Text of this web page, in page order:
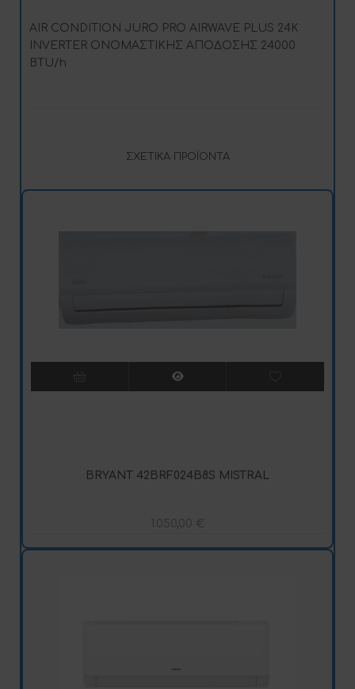
AIR CONDITION JURO PRO AIRWAVE PLUS 24K
INVERTER ΟΝΟΜΑΣΤΙΚΗΣ ΑΠΟΔΟΣΗΣ 24000
BTU/h
ΣΧΕΤΙΚΆ ΠΡΟΪΌΝΤΑ
BRYANT 42BRF024B8S MISTRAL
1.050,00 €